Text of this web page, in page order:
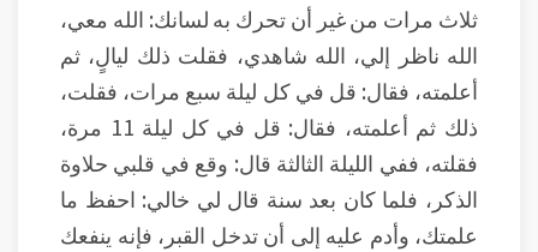
ثلاث مرات من غير أن تحرك به لسانك: الله معي،
الله ناظر إلي، الله شاهدي، فقلت ذلك ليالٍ، ثم
أعلمته، فقال: قل في كل ليلة سبع مرات، فقلت،
ذلك ثم أعلمته، فقال: قل في كل ليلة 11 مرة،
فقلته، ففي الليلة الثالثة قال: وقع في قلبي حلاوة
الذكر، فلما كان بعد سنة قال لي خالي: احفظ ما
علمتك، وأدم عليه إلى أن تدخل القبر، فإنه ينفعك